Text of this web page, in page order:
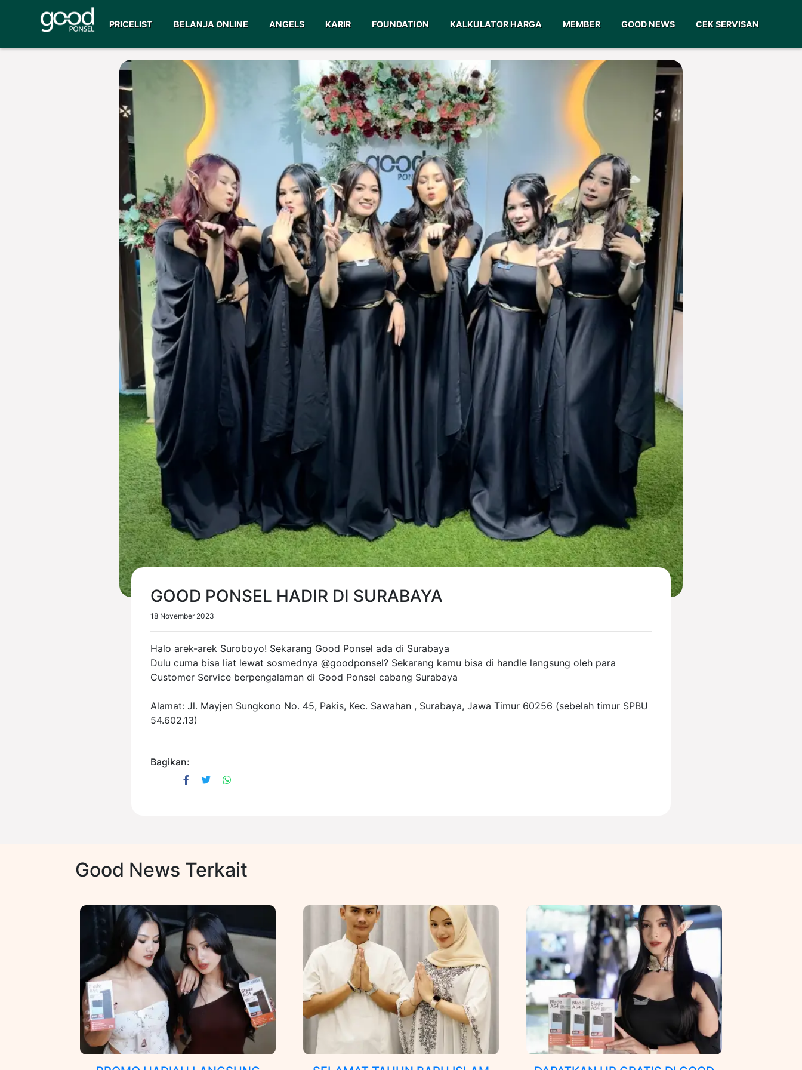
PRICELIST BELANJA ONLINE ANGELS KARIR FOUNDATION KALKULATOR HARGA MEMBER GOOD NEWS CEK SERVISAN
GOOD PONSEL HADIR DI SURABAYA
18 November 2023
Halo arek-arek Suroboyo! Sekarang Good Ponsel ada di Surabaya
Dulu cuma bisa liat lewat sosmednya @goodponsel? Sekarang kamu bisa di handle langsung oleh para
Customer Service berpengalaman di Good Ponsel cabang Surabaya
Alamat: Jl. Mayjen Sungkono No. 45, Pakis, Kec. Sawahan , Surabaya, Jawa Timur 60256 (sebelah timur SPBU
54.602.13)
Bagikan:
Good News Terkait